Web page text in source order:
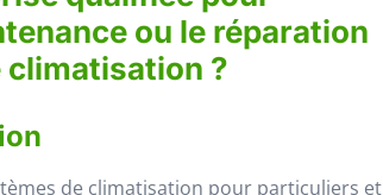
ou le réparation
climatisation ?
de climatisation pour particuliers et